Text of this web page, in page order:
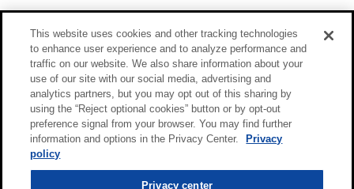
This website uses cookies and other tracking technologies
to enhance user experience and to analyze performance and
traffic on our website. We also share information about your
use of our site with our social media, advertising and
analytics partners, but you may opt out of this sharing by
using the “Reject optional cookies” button or by opt-out
preference signal from your browser. You may find further
information and options in the Privacy Center.
Privacy
policy
Privacy center